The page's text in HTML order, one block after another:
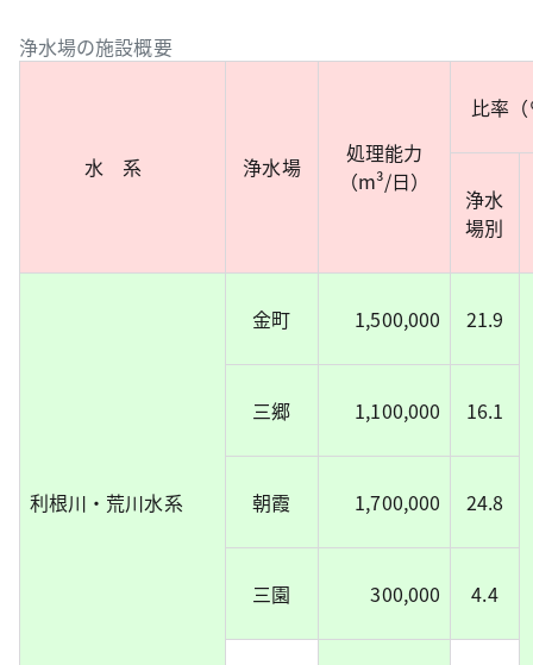
浄水場の施設概要
水系 浄水場
処理能力
（m³/日）
比率
浄水
場別
利根川・荒川水系
金町 1,500,000 21.9
三郷 1,100,000 16.1
朝霞 1,700,000 24.8
三園 300,000 4.4